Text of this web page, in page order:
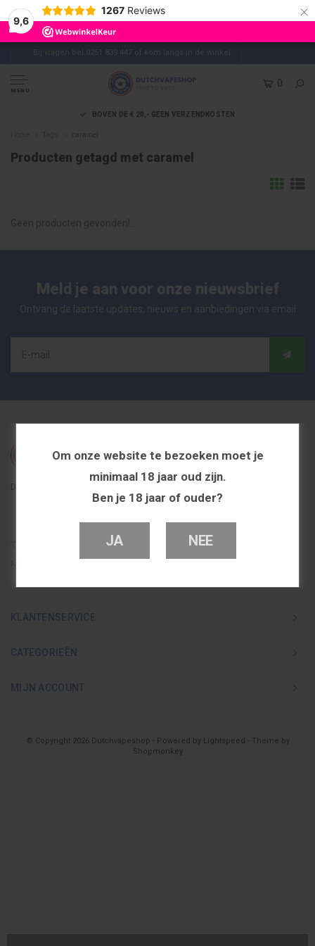
Om onze website te bezoeken moet je
minimaal 18 jaar oud zijn.
Ben je 18 jaar of ouder?
JA NEE
9,6
1267 Reviews ×
Bij vragen bel 0251 839 447 of kom langs in de winkel
MENU
0
BOVEN DE € 20,- GEEN VERZENDKOSTEN
caramel
Producten getagd met caramel
Geen producten gevonden!...
Meld je aan voor onze nieuwsbrief
Ontvang de laatste updates, nieuws en aanbiedingen via email
De beste en voordeligste vapeshop in Nederland
Telefoon
0251 839 447
KLANTENSERVICE
CATEGORIEËN
MIJN ACCOUNT
© Copyright 2026 Dutchvapeshop - Powered by Lightspeed - Theme by
Shopmonkey